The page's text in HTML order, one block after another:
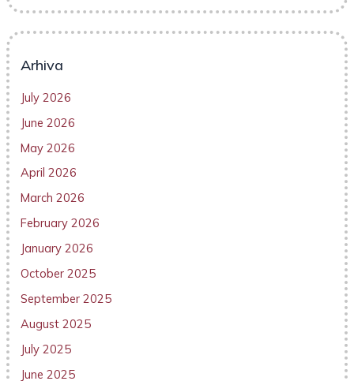
Arhiva
July 2026
June 2026
May 2026
April 2026
March 2026
February 2026
January 2026
October 2025
September 2025
August 2025
July 2025
June 2025